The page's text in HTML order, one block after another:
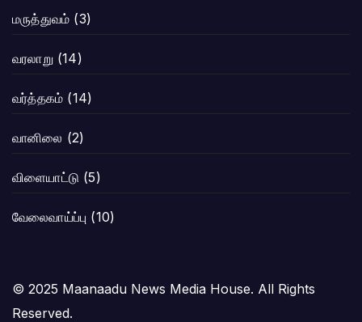
மருத்துவம் (3)
வரலாறு (14)
வர்த்தகம் (14)
வானிலை (2)
விளையாட்டு (5)
வேலைவாய்ப்பு (10)
© 2025 Maanaadu News Media House. All Rights
Reserved.